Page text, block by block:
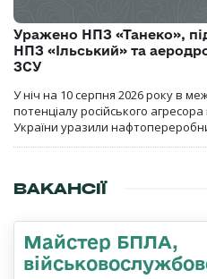
Уражено НПЗ «Танеко»,
НПЗ «Ільський» та
ЗСУ
У ніч на 10 серпня 2026 року в
потенціалу російського
України уразили
ВАКАНСІЇ
Майстер БПЛА,